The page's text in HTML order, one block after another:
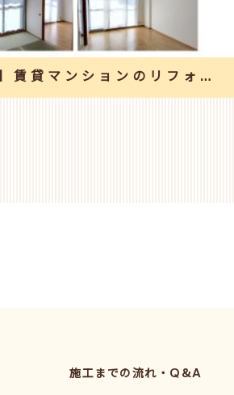
【伊丹市】賃貸マンションのリフォーム工事
施工までの流れ・Q&A